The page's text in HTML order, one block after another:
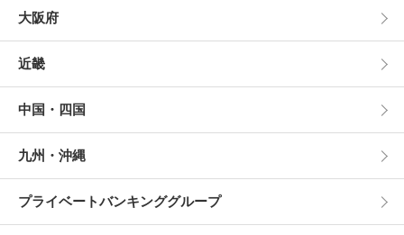
大阪府
近畿
中国・四国
九州・沖縄
プライベートバンキンググループ